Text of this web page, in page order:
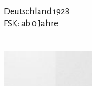
Deutschland 1928
FSK: ab 0 Jahre